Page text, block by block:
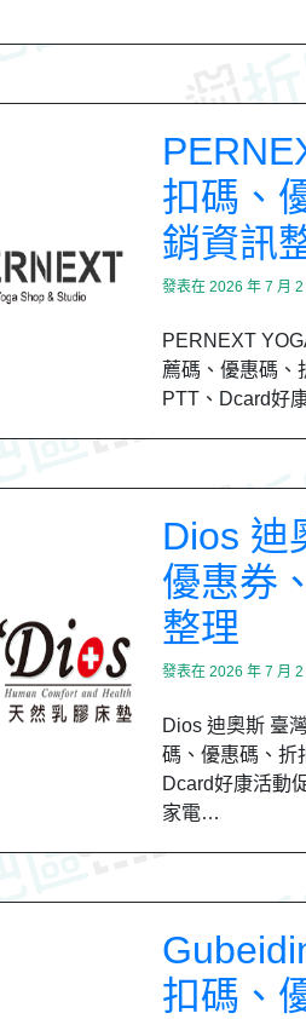
扣碼、
銷資訊
發表在 2026 年 7 月 2
PERNEXT
薦碼、優惠碼、
PTT、Dcard好
Dios 迪
優惠券
整理
發表在 2026 年 7 月 2
Dios 迪奧斯 臺
碼、優惠碼、折
Dcard好康活動
家電…
扣碼、